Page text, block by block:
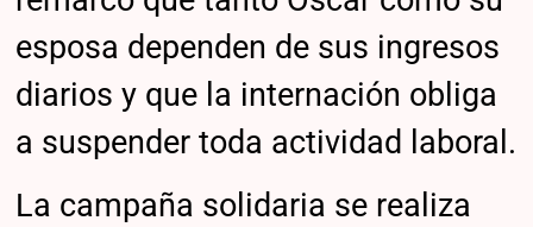
esposa dependen de sus ingresos
diarios y que la internación obliga
a suspender toda actividad laboral.
La campaña solidaria se realiza